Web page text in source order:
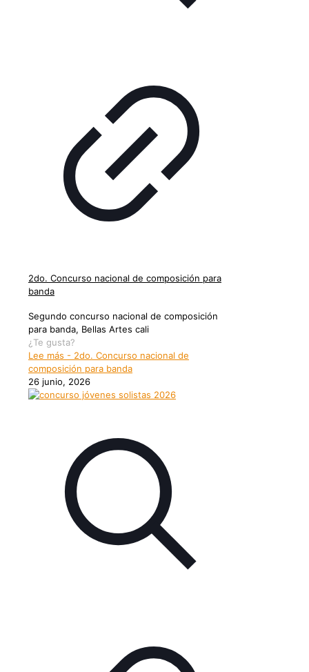
2do. Concurso nacional de composición para
banda
Segundo concurso nacional de composición
para banda, Bellas Artes cali
¿Te gusta?
Lee más - 2do. Concurso nacional de
composición para banda
26 junio, 2026